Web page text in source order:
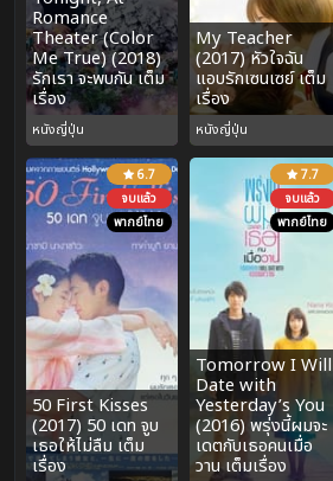
Romance
Theater (Color
Me True) (2018)
รักเรา จะพบกัน เต็ม
เรื่อง
หนังญี่ปุ่น
My Teacher
(2017) หัวใจฉัน
แอบรักเซนเซย์ เต็ม
เรื่อง
หนังญี่ปุ่น
6.7
จบแล้ว
พากย์ไทย
50 First Kisses
(2017) 50 เดท จูบ
เธอให้ไม่ลืม เต็ม
เรื่อง
7.7
จบแล้ว
พากย์ไทย
Tomorrow I Will
Date with
Yesterday’s You
(2016) พรุ่งนี้ผมจะ
เดตกับเธอคนเมื่อ
วาน เต็มเรื่อง